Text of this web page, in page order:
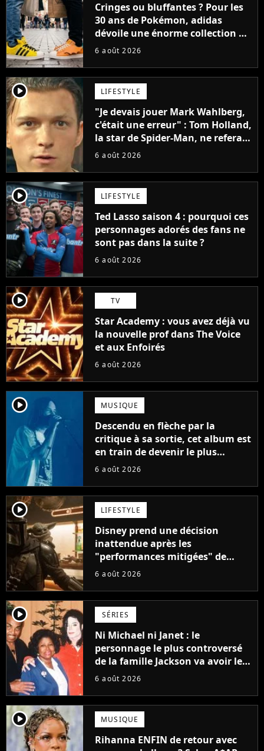
Cringes ou bluffantes ? Pour les
30 ans de Pokémon, adidas
dévoile une énorme collection de
sneakers et je ne sais pas quoi en
6 août 2026
player2 LIFESTYLE
"Je devais jouer Mark Wahlberg,
c'était une erreur" : Tom Holland,
la star de Spider-Man, ne referait
pas ce blockbuster
6 août 2026
player2 LIFESTYLE
Ted Lasso saison 4 : pourquoi ces
personnages adorés des fans ne
sont pas dans la suite ?
6 août 2026
player2 TV
Star Academy : vous avez déjà vu
la nouvelle prof dans The Voice
et aux Enfoirés
6 août 2026
player2 MUSIQUE
Descendu en flèche par la
critique à sa sortie, cet album est
en train de devenir le plus
populaire de son auteur
6 août 2026
player2 LIFESTYLE
Disney prend une décision
inattendue après les
"performances mitigées" de
Vaiana et The Mandalorian &
6 août 2026
player2 SÉRIES
Ni Michael ni Janet : le
personnage le plus controversé
de la famille Jackson va avoir le
droit à sa propre série
6 août 2026
player2 MUSIQUE
Rihanna ENFIN de retour avec